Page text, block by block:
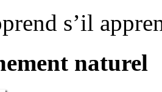
s’il
naturel